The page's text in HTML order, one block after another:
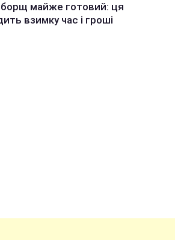
борщ майже готовий: ця
взимку час і гроші